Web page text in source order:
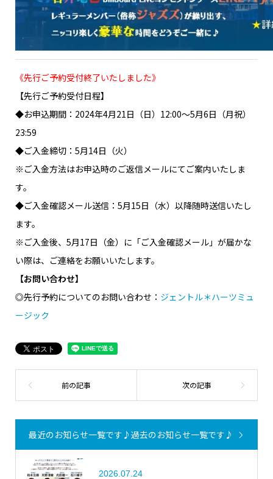
《先行ご予約受付終了いたしました》
【先行ご予約受付日程】
◆お申込期間：2024年4月21日（日）12:00～5月6日（月祝）
23:59
◆ご入金締切：5月14日（火）
※ご入金方法はお申込時のご返信メールにてご案内いたしま
す。
◆ご入金確認メール送信：5月15日（水）以降随時送信いたし
ます。
※ご入金後、5月17日（金）に「ご入金確認メール」が届かな
い際は、ご連絡をお願いいたします。
【お問い合わせ】
◎先行予約についてのお問い合わせ： ジェントル＊ハーツミュ
ージック
最近のお知らせ一覧です♪ 過去のお知らせ一覧です♪
2026.07.24